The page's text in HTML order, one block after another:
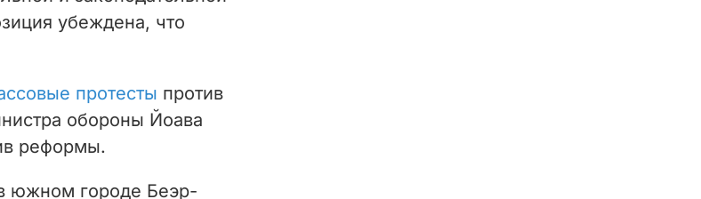
убеждена, что
протесты против
обороны Йоава
реформы.
южном городе Беэр-